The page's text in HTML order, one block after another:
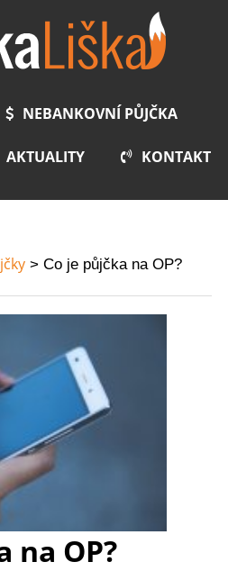
NEBANKOVNÍ PŮJČKA
AKTUALITY KONTAKT
Co je půjčka na OP?
na OP?